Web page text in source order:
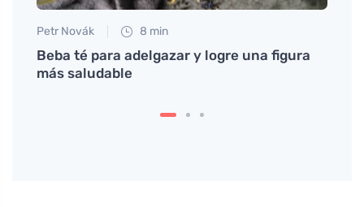
Petr Novák 8 min
Beba té para adelgazar y logre una figura
más saludable